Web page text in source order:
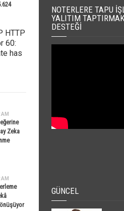
HTTP
60:
has
Zeka
NOTERLERE TAPU
YALITIM
DESTEĞI
GÜNCEL